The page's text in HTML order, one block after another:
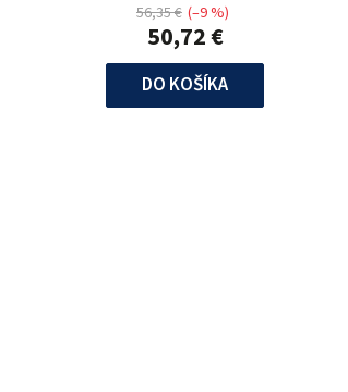
50,72 €
56,35 € (–9 %)
DO KOŠÍKA